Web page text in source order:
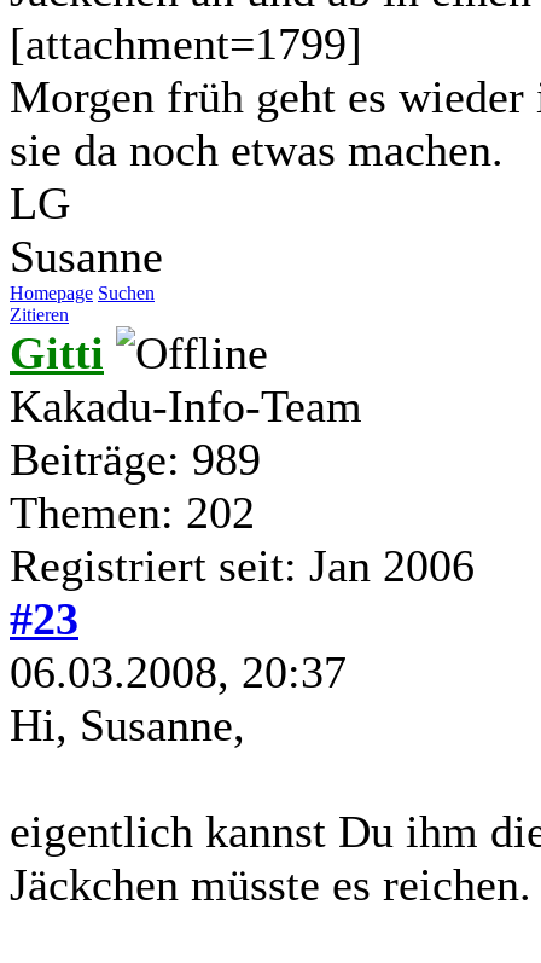
[attachment=1799]
Morgen früh geht es
sie da noch etwas machen.
LG
Susanne
Homepage Suchen
Zitieren
Gitti
Kakadu-Info-Team
Beiträge: 989
Themen: 202
Registriert seit: Jan 2006
#23
06.03.2008, 20:37
Hi, Susanne,
eigentlich kannst Du ihm
Jäckchen müsste es reichen.